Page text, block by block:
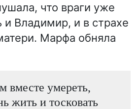
что враги уже
и Владимир, и в страхе
Марфа обняла
вместе умереть,
жить и тосковать